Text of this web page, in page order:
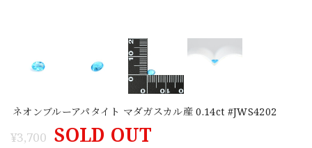
ネオンブルーアパタイト マダガスカル産 0.14ct #JWS4202
¥3,700 SOLD OUT